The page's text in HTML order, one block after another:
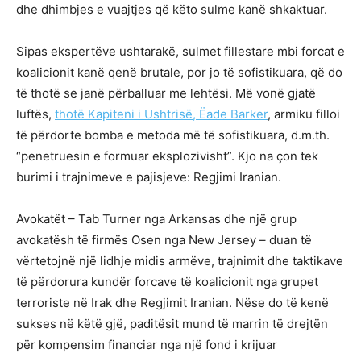
dhe dhimbjes e vuajtjes që këto sulme kanë shkaktuar.
Sipas ekspertëve ushtarakë, sulmet fillestare mbi forcat e
koalicionit kanë qenë brutale, por jo të sofistikuara, që do
të thotë se janë përballuar me lehtësi. Më vonë gjatë
luftës, thotë Kapiteni i Ushtrisë, Ëade Barker, armiku filloi
të përdorte bomba e metoda më të sofistikuara, d.m.th.
“penetruesin e formuar eksplozivisht”. Kjo na çon tek
burimi i trajnimeve e pajisjeve: Regjimi Iranian.
Avokatët – Tab Turner nga Arkansas dhe një grup
avokatësh të firmës Osen nga New Jersey – duan të
vërtetojnë një lidhje midis armëve, trajnimit dhe taktikave
të përdorura kundër forcave të koalicionit nga grupet
terroriste në Irak dhe Regjimit Iranian. Nëse do të kenë
sukses në këtë gjë, paditësit mund të marrin të drejtën
për kompensim financiar nga një fond i krijuar